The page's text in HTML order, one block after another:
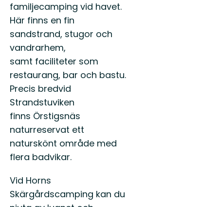
familjecamping vid havet.
Här finns en fin
sandstrand, stugor och
vandrarhem,
samt faciliteter som
restaurang, bar och bastu.
Precis bredvid
Strandstuviken
finns Örstigsnäs
naturreservat ett
naturskönt område med
flera badvikar.
Vid Horns
Skärgårdscamping kan du